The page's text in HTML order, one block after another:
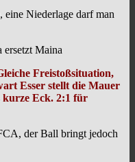
Niederlage darf man
Maina
Freistoßsituation,
Esser stellt die Mauer
kurze Eck. 2:1 für
der Ball bringt jedoch